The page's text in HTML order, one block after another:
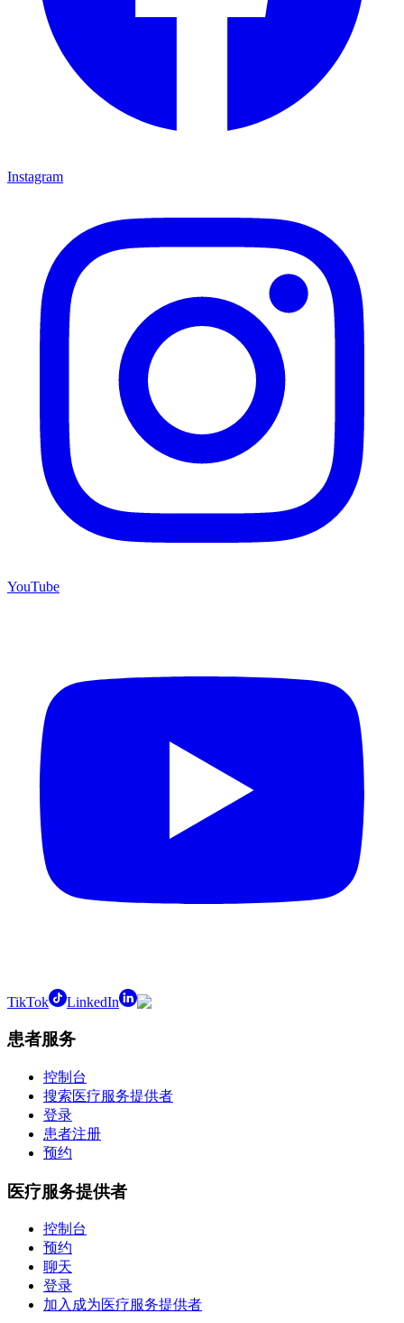
Instagram
YouTube
TikTok LinkedIn
患者服务
控制台
搜索医疗服务提供者
登录
患者注册
预约
医疗服务提供者
控制台
预约
聊天
登录
加入成为医疗服务提供者